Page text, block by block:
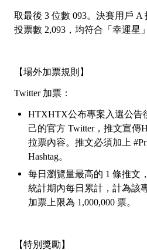
取最後 3 位數 093。決賽用戶 A
投票數 2,093，均符合「幸運星
【場外加票規則】
Twitter 加票：
HTXHTX公布專案入選公告
己的官方 Twitter，推文宣傳
拉票內容。推文必須加上
Hashtag。
每日瀏覽量最高的 1 條推文
統計期內每日累計，計為該
加票上限為 1,000,000 票。
【特別獎勵】